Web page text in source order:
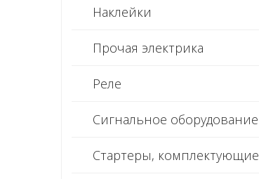
Наклейки
Прочая электрика
Реле
Сигнальное оборудование
Стартеры, комплектующие